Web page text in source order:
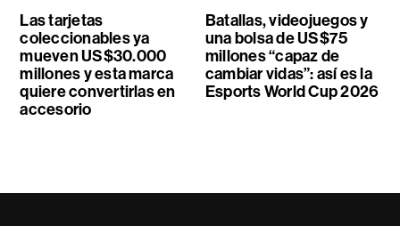
Las tarjetas
coleccionables ya
mueven US$30.000
millones y esta marca
quiere convertirlas en
accesorio
Batallas, videojuegos y
una bolsa de US$75
millones “capaz de
cambiar vidas”: así es la
Esports World Cup 2026